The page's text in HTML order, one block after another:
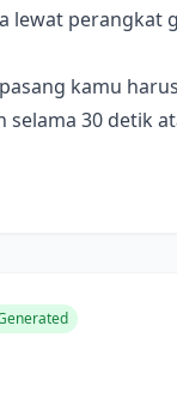
lewat perangkat
kamu
30 detik